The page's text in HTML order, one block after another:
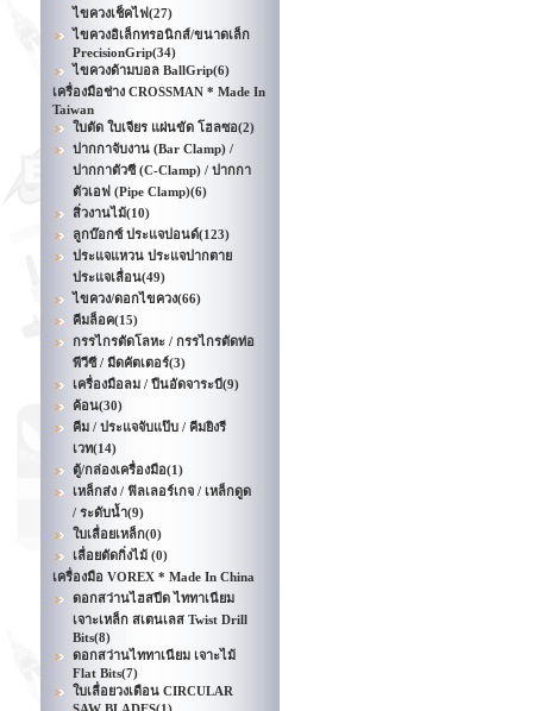
ไขควงเช็คไฟ(27)
ไขควงอิเล็กทรอนิกส์/ขนาดเล็ก
PrecisionGrip(34)
ไขควงด้ามบอล BallGrip(6)
เครื่องมือช่าง CROSSMAN * Made In
Taiwan
ใบตัด ใบเจียร แผ่นขัด โฮลซอ(2)
ปากกาจับงาน (Bar Clamp) /
ปากกาตัวซี (C-Clamp) / ปากกา
ตัวเอฟ (Pipe Clamp)(6)
สิ่วงานไม้(10)
ลูกบ๊อกซ์ ประแจปอนด์(123)
ประแจแหวน ประแจปากตาย
ประแจเลื่อน(49)
ไขควง/ดอกไขควง(66)
คีมล็อค(15)
กรรไกรตัดโลหะ / กรรไกรตัดท่อ
พีวีซี / มีดคัตเตอร์(3)
เครื่องมือลม / ปืนอัดจาระบี(9)
ค้อน(30)
คีม / ประแจจับแป๊บ / คีมยิงรี
เวท(14)
ตู้/กล่องเครื่องมือ(1)
เหล็กส่ง / ฟิลเลอร์เกจ / เหล็กดูด
/ ระดับน้ำ(9)
ใบเลื่อยเหล็ก(0)
เลื่อยตัดกิ่งไม้ (0)
เครื่องมือ VOREX * Made In China
ดอกสว่านไฮสปีด ไททาเนียม
เจาะเหล็ก สเตนเลส Twist Drill
Bits(8)
ดอกสว่านไททาเนียม เจาะไม้
Flat Bits(7)
ใบเลื่อยวงเดือน CIRCULAR